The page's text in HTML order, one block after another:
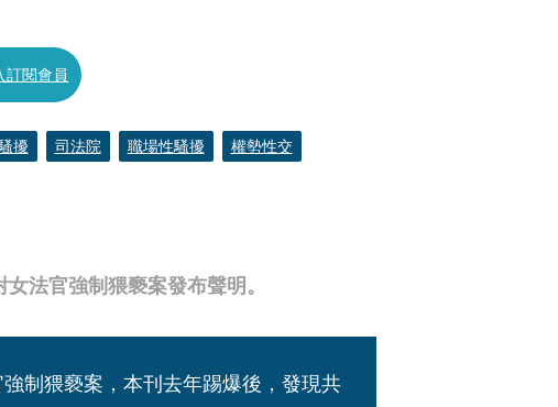
法官強制猥褻案發布聲明。
訂閱會員
擾 司法院 職場性騷擾
權勢性交
制猥褻案，本刊去年踢爆後，發現共